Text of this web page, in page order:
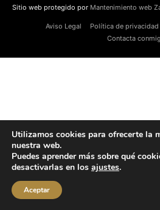
Sitio web protegido por Mantenimiento web
Aviso Legal Política de privacidad
Contacta
Utilizamos cookies para ofrecerte la
nuestra web.
Puedes aprender más sobre qué
desactivarlas en los ajustes.
Aceptar